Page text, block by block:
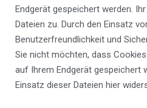
Endgerät gespeichert werden.
Dateien zu. Durch den Einsatz
Benutzerfreundlichkeit und
Sie nicht möchten, dass
auf Ihrem Endgerät gespeichert
Einsatz dieser Dateien hier